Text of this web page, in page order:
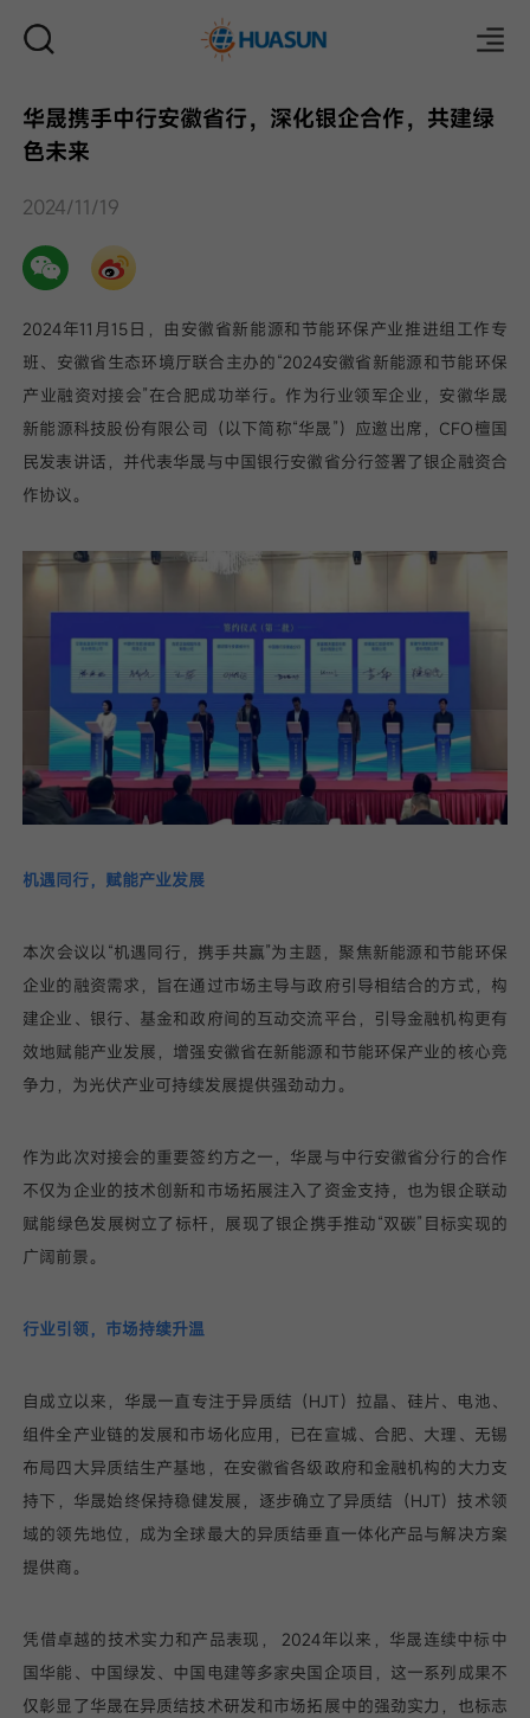
我已阅读并同意
提
华晟携手中行安徽省行，深化银企合作，共建绿
色未来
2024/11/19
2024年11月15日，由安徽省新能源和节能环保产业推进组工作专
班、安徽省生态环境厅联合主办的“2024安徽省新能源和节能环保
产业融资对接会”在合肥成功举行。作为行业领军企业，安徽华晟
新能源科技股份有限公司（以下简称“华晟”）应邀出席，CFO檀国
民发表讲话，并代表华晟与中国银行安徽省分行签署了银企融资合
作协议。
机遇同行，赋能产业发展
本次会议以“机遇同行，携手共赢”为主题，聚焦新能源和节能环保
企业的融资需求，旨在通过市场主导与政府引导相结合的方式，构
建企业、银行、基金和政府间的互动交流平台，引导金融机构更有
效地赋能产业发展，增强安徽省在新能源和节能环保产业的核心竞
争力，为光伏产业可持续发展提供强劲动力。
作为此次对接会的重要签约方之一，华晟与中行安徽省分行的合作
不仅为企业的技术创新和市场拓展注入了资金支持，也为银企联动
赋能绿色发展树立了标杆，展现了银企携手推动“双碳”目标实现的
广阔前景。
行业引领，市场持续升温
自成立以来，华晟一直专注于异质结（HJT）拉晶、硅片、电池、
组件全产业链的发展和市场化应用，已在宣城、合肥、大理、无锡
布局四大异质结生产基地，在安徽省各级政府和金融机构的大力支
持下，华晟始终保持稳健发展，逐步确立了异质结（HJT）技术领
域的领先地位，成为全球最大的异质结垂直一体化产品与解决方案
提供商。
凭借卓越的技术实力和产品表现， 2024年以来，华晟连续中标中
国华能、中国绿发、中国电建等多家央国企项目，这一系列成果不
仅彰显了华晟在异质结技术研发和市场拓展中的强劲实力，也标志